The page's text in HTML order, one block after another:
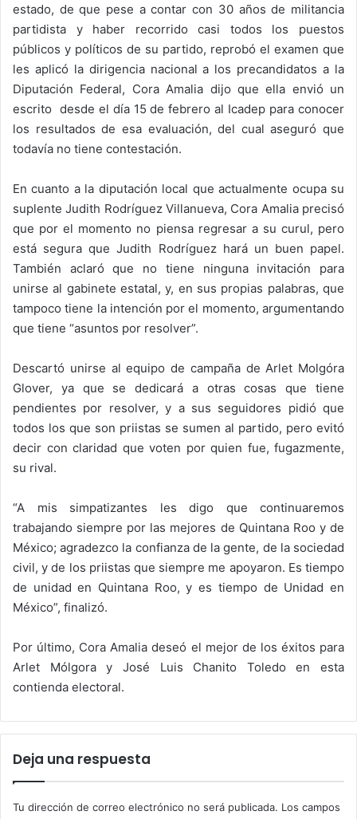
estado, de que pese a contar con 30 años de militancia
partidista y haber recorrido casi todos los puestos
públicos y políticos de su partido, reprobó el examen que
les aplicó la dirigencia nacional a los precandidatos a la
Diputación Federal, Cora Amalia dijo que ella envió un
escrito desde el día 15 de febrero al Icadep para conocer
los resultados de esa evaluación, del cual aseguró que
todavía no tiene contestación.
En cuanto a la diputación local que actualmente ocupa su
suplente Judith Rodríguez Villanueva, Cora Amalia precisó
que por el momento no piensa regresar a su curul, pero
está segura que Judith Rodríguez hará un buen papel.
También aclaró que no tiene ninguna invitación para
unirse al gabinete estatal, y, en sus propias palabras, que
tampoco tiene la intención por el momento, argumentando
que tiene “asuntos por resolver”.
Descartó unirse al equipo de campaña de Arlet Molgóra
Glover, ya que se dedicará a otras cosas que tiene
pendientes por resolver, y a sus seguidores pidió que
todos los que son priistas se sumen al partido, pero evitó
decir con claridad que voten por quien fue, fugazmente,
su rival.
“A mis simpatizantes les digo que continuaremos
trabajando siempre por las mejores de Quintana Roo y de
México; agradezco la confianza de la gente, de la sociedad
civil, y de los priistas que siempre me apoyaron. Es tiempo
de unidad en Quintana Roo, y es tiempo de Unidad en
México”, finalizó.
Por último, Cora Amalia deseó el mejor de los éxitos para
Arlet Mólgora y José Luis Chanito Toledo en esta
contienda electoral.
Deja una respuesta
Tu dirección de correo electrónico no será publicada. Los campos